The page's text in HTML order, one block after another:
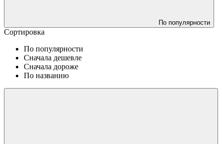
По популярности
Сортировка
По популярности
Сначала дешевле
Сначала дороже
По названию